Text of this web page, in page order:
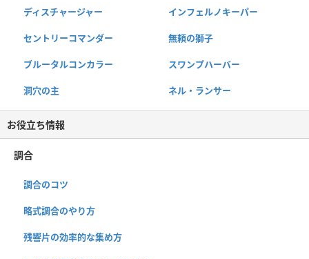
ディスチャージャー インフェルノキーパー
セントリーコマンダー 無頼の獅子
ブルータルコンカラー スワンプハーバー
洞穴の主 ネル・ランサー
お役立ち情報
調合
調合のコツ
略式調合のやり方
残響片の効率的な集め方